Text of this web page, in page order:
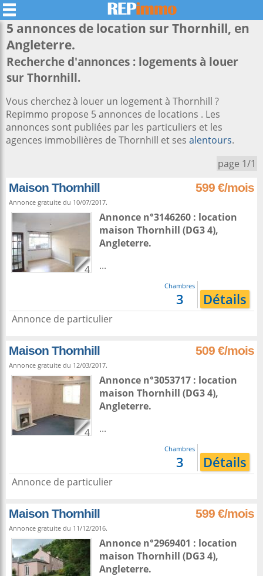
5 annonces de location sur Thornhill, en
Angleterre.
Recherche d'annonces : logements à louer
sur Thornhill.
Vous cherchez à louer un logement à Thornhill ?
Repimmo propose 5 annonces de locations . Les
annonces sont publiées par les particuliers et les
agences immobilières de Thornhill et ses alentours.
page 1/1
Maison Thornhill 599 €/mois
Annonce gratuite du 10/07/2017.
4
Annonce n°3146260 : location
maison Thornhill (DG3 4),
Angleterre.
...
Chambres
3 Détails
Annonce de particulier
Maison Thornhill 509 €/mois
Annonce gratuite du 12/03/2017.
4
Annonce n°3053717 : location
maison Thornhill (DG3 4),
Angleterre.
...
Chambres
3 Détails
Annonce de particulier
Maison Thornhill 599 €/mois
Annonce gratuite du 11/12/2016.
Annonce n°2969401 : location
maison Thornhill (DG3 4),
Angleterre.